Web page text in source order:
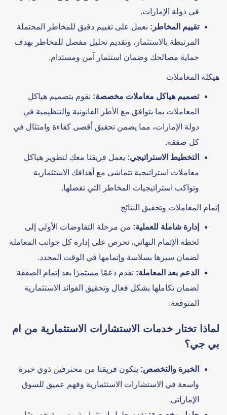
في دولة الإمارات.
تقييم المخاطر: نعمل على تقييم دقيق للمخاطر المحتملة
المرتبطة بالاستثمار، وتقديم تحليل مفصل للمخاطر بهدف
حماية مصالحك وضمان استثمار آمن ومستدام.
هيكلة المعاملات
تصميم هياكل معاملات مخصصة: نقوم بتصميم هياكل
المعاملات بما يتوافق مع الأطر القانونية والتنظيمية في
دولة الإمارات، مما يضمن تحقيق أقصى كفاءة وامتثال في
كل صفقة.
التخطيط الاستراتيجي: يعمل فريقنا معك لتطوير هياكل
معاملات استراتيجية تتماشى مع أهدافك الاستثمارية
وتواكب استراتيجيات المخاطر التي تفضلها.
إتمام المعاملات وتحقيق النتائج
إدارة شاملة للعملية: من مرحلة التفاوضات الأولى إلى
لحظة الإتمام النهائي، نحرص على إدارة كل جوانب المعاملة
لضمان سيرها بسلاسة وإتمامها في الوقت المحدد.
الدعم بعد المعاملة: نقدم دعمًا مستمرًا بعد إتمام الصفقة
لضمان تكاملها بشكل فعال وتحقيق الفوائد الاستثمارية
المتوقعة.
لماذا تختار خدمات الاستشارات الاستثمارية من ام
بي جي؟
الخبرة والتخصص: يتكون فريقنا من محترفين ذوي خبرة
واسعة في الاستشارات الاستثمارية وفهم عميق للسوق
الإماراتي.